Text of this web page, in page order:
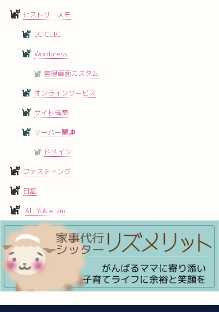
ヒストリーメモ
EC-CUBE
Wordpress
管理画面カスタム
オンラインサービス
サイト構築
サーバー関連
ドメイン
ファスティング
日記
All Yukieism